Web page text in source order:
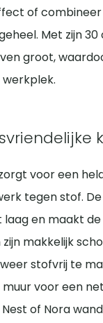
of
Met zijn
groot,
voor een
tegen stof.
en maakt
makkelijk
stofvrij te
voor een
of Nora